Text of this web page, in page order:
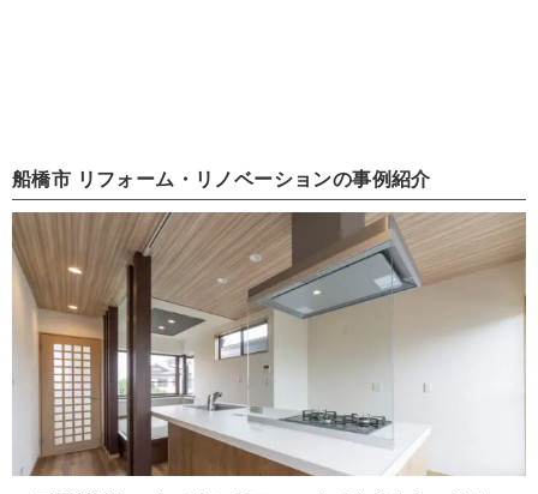
船橋市 リフォーム・リノベーションの事例紹介